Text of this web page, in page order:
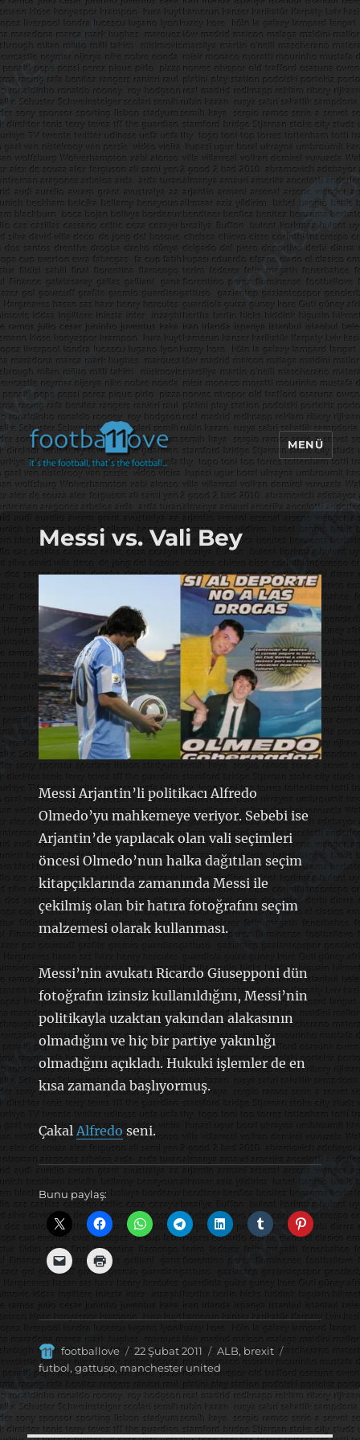
footbaLLove
MENÜ
Messi vs. Vali Bey
Messi Arjantin’li politikacı Alfredo
Olmedo’yu mahkemeye veriyor. Sebebi ise
Arjantin’de yapılacak olan vali seçimleri
öncesi Olmedo’nun halka dağıtılan seçim
kitapçıklarında zamanında Messi ile
çekilmiş olan bir hatıra fotoğrafını seçim
malzemesi olarak kullanması.
Messi’nin avukatı Ricardo Giusepponi dün
fotoğrafın izinsiz kullanıldığını, Messi’nin
politikayla uzaktan yakından alakasının
olmadığını ve hiç bir partiye yakınlığı
olmadığını açıkladı. Hukuki işlemler de en
kısa zamanda başlıyormuş.
Çakal Alfredo seni.
Bunu paylaş:
Yazar
footballove
Yayın
tarihi
22 Şubat 2011 Kategoriler
ALB, brexit
Etiketler
futbol, gattuso, manchester united